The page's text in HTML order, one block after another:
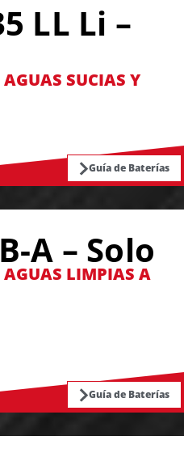
LL Li –
SUCIAS Y
Guía de Baterías
A – Solo
AGUAS LIMPIAS A
Guía de Baterías